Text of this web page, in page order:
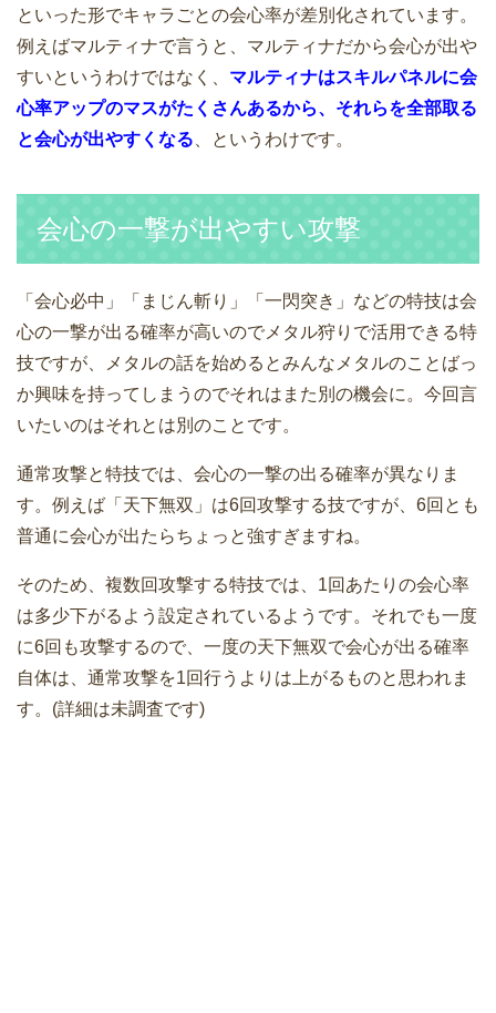
といった形でキャラごとの会心率が差別化されています。
例えばマルティナで言うと、マルティナだから会心が出や
すいというわけではなく、 マルティナはスキルパネルに会
心率アップのマスがたくさんあるから、それらを全部取る
と会心が出やすくなる 、というわけです。
会心の一撃が出やすい攻撃
「会心必中」「まじん斬り」「一閃突き」などの特技は会
心の一撃が出る確率が高いのでメタル狩りで活用できる特
技ですが、メタルの話を始めるとみんなメタルのことばっ
か興味を持ってしまうのでそれはまた別の機会に。今回言
いたいのはそれとは別のことです。
通常攻撃と特技では、会心の一撃の出る確率が異なりま
す。例えば「天下無双」は6回攻撃する技ですが、6回とも
普通に会心が出たらちょっと強すぎますね。
そのため、複数回攻撃する特技では、1回あたりの会心率
は多少下がるよう設定されているようです。それでも一度
に6回も攻撃するので、一度の天下無双で会心が出る確率
自体は、通常攻撃を1回行うよりは上がるものと思われま
す。(詳細は未調査です)